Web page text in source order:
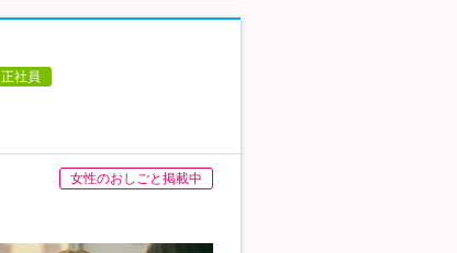
正社員
女性のおしごと掲載中